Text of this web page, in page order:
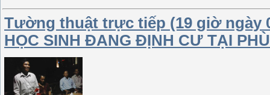
Tường thuật trực tiếp (19 giờ ngày
HỌC SINH ĐANG ĐỊNH CƯ TẠI